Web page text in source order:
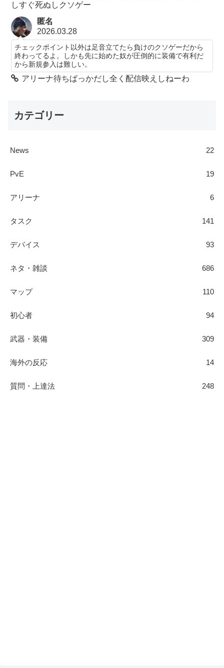
しすぐ死ぬしクソゲー
匿名
2026.03.28
チェックポイント以外は足音立てたら負けのクソゲーだから
終わってるよ。しかも先に始めた奴が圧倒的に装備で有利だ
から新規参入は難しい。
アリーナ待ちばっかだし全く配信映えしねーわ
カテゴリー
News 22
PvE 19
アリーナ 6
タスク 141
デバイス 93
ネタ・雑談 686
マップ 110
初心者 94
武器・装備 309
海外の反応 14
質問・上達法 248